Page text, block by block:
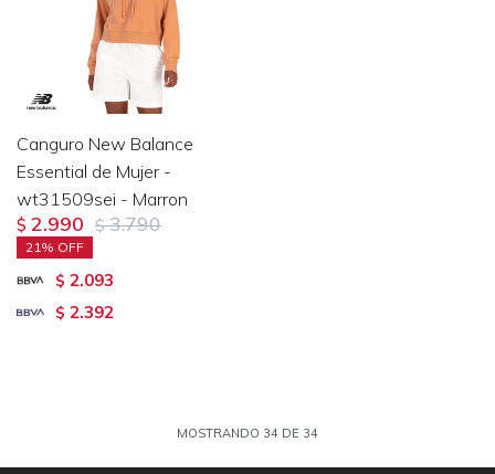
Canguro New Balance
Essential de Mujer -
wt31509sei - Marron
$ 2.990 $ 3.790
21
$ 2.093
$ 2.392
MOSTRANDO 34 DE 34